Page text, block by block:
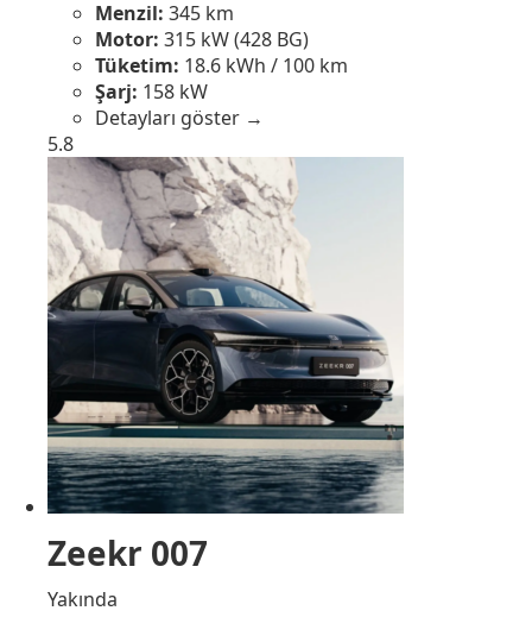
Menzil: 345 km
Motor: 315 kW (428 BG)
Tüketim: 18.6 kWh / 100 km
Şarj: 158 kW
Detayları göster →
5.8
Zeekr 007
Yakında